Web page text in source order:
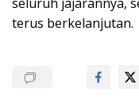
terus berkelanjutan.